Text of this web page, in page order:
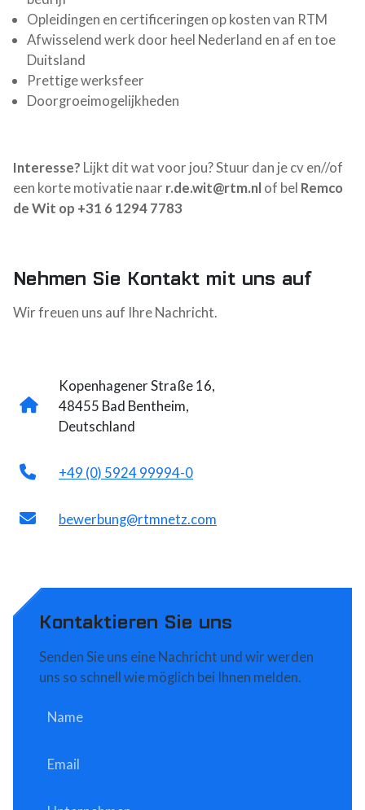
Opleidingen en certificeringen op kosten van RTM
Afwisselend werk door heel Nederland en af en toe
Duitsland
Prettige werksfeer
Doorgroeimogelijkheden
Interesse? Lijkt dit wat voor jou? Stuur dan je cv en//of
een korte motivatie naar r.de.wit@rtm.nl of bel Remco
de Wit op +31 6 1294 7783
Nehmen Sie Kontakt mit uns auf
Wir freuen uns auf Ihre Nachricht.
Kopenhagener Straße 16,
48455 Bad Bentheim,
Deutschland
+49 (0) 5924 99994-0
bewerbung@rtmnetz.com
Kontaktieren Sie uns
Senden Sie uns eine Nachricht und wir werden
uns so schnell wie möglich bei Ihnen melden.